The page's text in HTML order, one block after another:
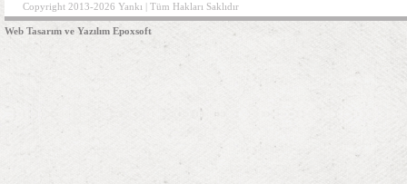
Copyright 2013-2026 Yankı | Tüm Hakları Saklıdır
Web Tasarım ve Yazılım Epoxsoft